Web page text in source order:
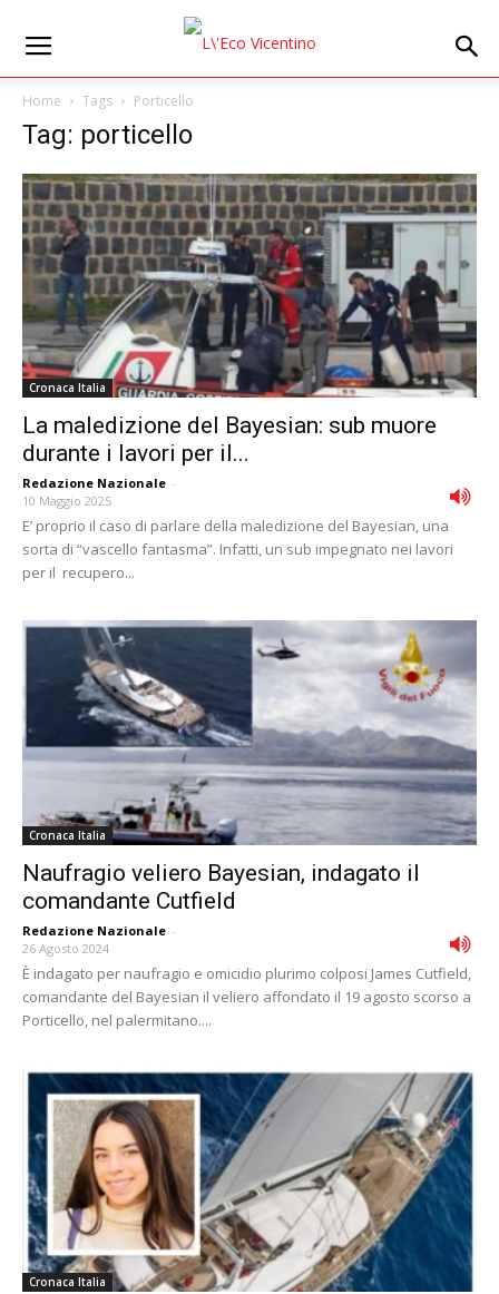
Home Tags Porticello
Tag: porticello
Cronaca Italia
La maledizione del Bayesian: sub muore
durante i lavori per il...
Redazione Nazionale -
10 Maggio 2025
E’ proprio il caso di parlare della maledizione del Bayesian, una
sorta di “vascello fantasma”. Infatti, un sub impegnato nei lavori
per il recupero...
Cronaca Italia
Naufragio veliero Bayesian, indagato il
comandante Cutfield
Redazione Nazionale -
26 Agosto 2024
È indagato per naufragio e omicidio plurimo colposi James Cutfield,
comandante del Bayesian il veliero affondato il 19 agosto scorso a
Porticello, nel palermitano....
Cronaca Italia